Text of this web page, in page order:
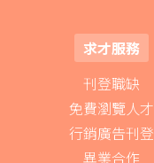
求才服務
刊登職缺
免費瀏覽人才
行銷廣告刊登
異業合作